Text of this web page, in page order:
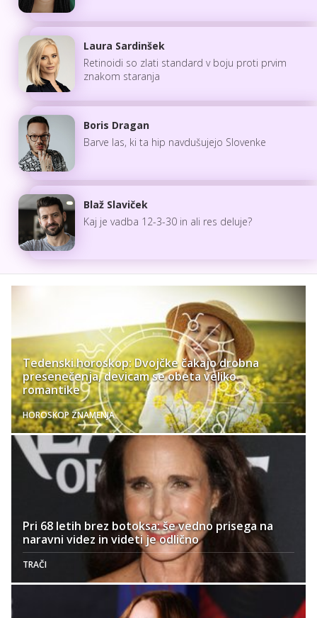
Laura Sardinšek
Retinoidi so zlati standard v boju proti prvim
znakom staranja
Boris Dragan
Barve las, ki ta hip navdušujejo Slovenke
Blaž Slaviček
Kaj je vadba 12-3-30 in ali res deluje?
Tedenski horoskop: Dvojčke čakajo drobna
presenečenja, devicam se obeta veliko
romantike
HOROSKOP ZNAMENJA
Pri 68 letih brez botoksa: še vedno prisega na
naravni videz in videti je odlično
TRAČI